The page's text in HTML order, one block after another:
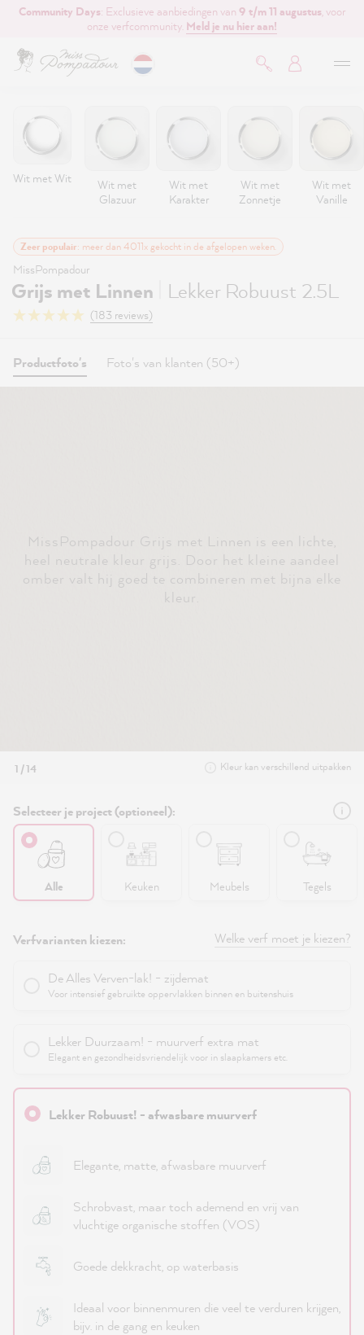
hoofdinhoud
Community Days: Exclusieve aanbiedingen van 9 t/m 11 augustus , voor
onze verfcommunity. Meld je nu hier aan!
Wit met Wit
Wit met
Glazuur
Wit met
Karakter
Wit met
Zonnetje
Wit met
Vanille
Zeer populair: meer dan 4011x gekocht in de afgelopen weken.
MissPompadour
Grijs met Linnen Lekker Robuust 2.5L
(183 reviews)
Productfoto's Foto's van klanten (50+)
MissPompadour Grijs met Linnen is een lichte,
heel neutrale kleur grijs. Door het kleine aandeel
omber valt hij goed te combineren met bijna elke
kleur.
1 / 14 Kleur kan verschillend uitpakken
Selecteer je project (optioneel):
Alle Keuken Meubels Tegels
Verfvarianten kiezen: Welke verf moet je kiezen?
De Alles Verven-lak! - zijdemat
Voor intensief gebruikte oppervlakken binnen en buitenshuis
Lekker Duurzaam! - muurverf extra mat
Elegant en gezondheidsvriendelijk voor in slaapkamers etc.
Lekker Robuust! - afwasbare muurverf
Elegante, matte, afwasbare muurverf
Schrobvast, maar toch ademend en vrij van
vluchtige organische stoffen (VOS)
Goede dekkracht, op waterbasis
Ideaal voor binnenmuren die veel te verduren krijgen,
bijv. in de gang en keuken